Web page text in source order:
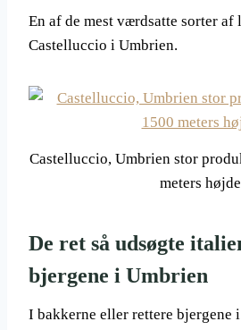
En af de mest værdsatte sorter
Castelluccio i Umbrien.
Castelluccio, Umbrien stor
meters højde
De ret så udsøgte
bjergene i Umbrien
I bakkerne eller rettere bjergene